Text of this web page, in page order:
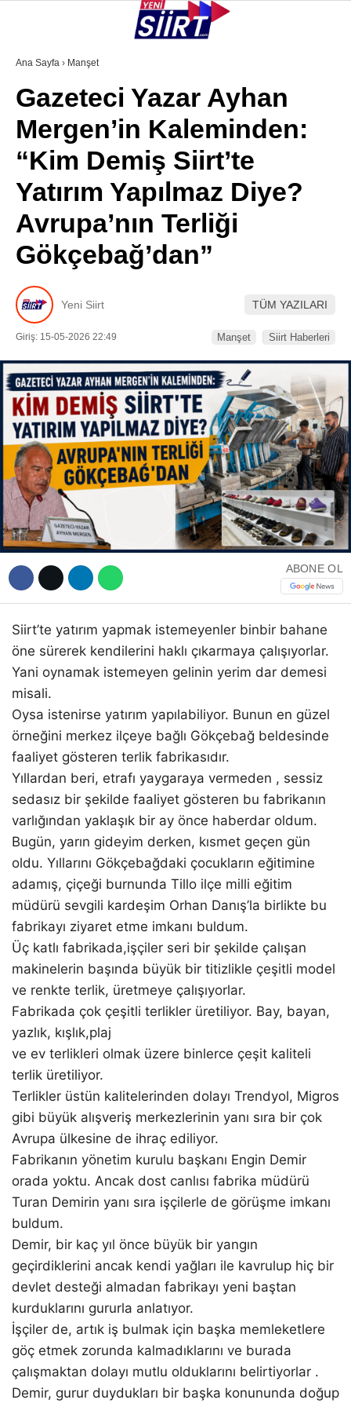
WhatsApp İhbar Hattı
Facebook
Youtube
YAZARLAR
KURTALAN
ERUH
BAYKAN
PERVARI
ŞIRVAN
TILLO
GÜNDEM
Ana Sayfa › Manşet
Gazeteci Yazar Ayhan
Mergen’in Kaleminden:
“Kim Demiş Siirt’te
Yatırım Yapılmaz Diye?
Avrupa’nın Terliği
Gökçebağ’dan”
Yeni Siirt TÜM YAZILARI
Giriş: 15-05-2026 22:49 Manşet Siirt Haberleri
ABONE OL
Siirt’te yatırım yapmak istemeyenler binbir bahane
öne sürerek kendilerini haklı çıkarmaya çalışıyorlar.
Yani oynamak istemeyen gelinin yerim dar demesi
misali.
Oysa istenirse yatırım yapılabiliyor. Bunun en güzel
örneğini merkez ilçeye bağlı Gökçebağ beldesinde
faaliyet gösteren terlik fabrikasıdır.
Yıllardan beri, etrafı yaygaraya vermeden , sessiz
sedasız bir şekilde faaliyet gösteren bu fabrikanın
varlığından yaklaşık bir ay önce haberdar oldum.
Bugün, yarın gideyim derken, kısmet geçen gün
oldu. Yıllarını Gökçebağdaki çocukların eğitimine
adamış, çiçeği burnunda Tillo ilçe milli eğitim
müdürü sevgili kardeşim Orhan Danış’la birlikte bu
fabrikayı ziyaret etme imkanı buldum.
Üç katlı fabrikada,işçiler seri bir şekilde çalışan
makinelerin başında büyük bir titizlikle çeşitli model
ve renkte terlik, üretmeye çalışıyorlar.
Fabrikada çok çeşitli terlikler üretiliyor. Bay, bayan,
yazlık, kışlık,plaj
ve ev terlikleri olmak üzere binlerce çeşit kaliteli
terlik üretiliyor.
Terlikler üstün kalitelerinden dolayı Trendyol, Migros
gibi büyük alışveriş merkezlerinin yanı sıra bir çok
Avrupa ülkesine de ihraç ediliyor.
Fabrikanın yönetim kurulu başkanı Engin Demir
orada yoktu. Ancak dost canlısı fabrika müdürü
Turan Demirin yanı sıra işçilerle de görüşme imkanı
buldum.
Demir, bir kaç yıl önce büyük bir yangın
geçirdiklerini ancak kendi yağları ile kavrulup hiç bir
devlet desteği almadan fabrikayı yeni baştan
kurduklarını gururla anlatıyor.
İşçiler de, artık iş bulmak için başka memleketlere
göç etmek zorunda kalmadıklarını ve burada
çalışmaktan dolayı mutlu olduklarını belirtiyorlar .
Demir, gurur duydukları bir başka konununda doğup